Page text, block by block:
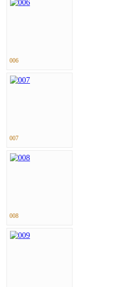
006
007
008